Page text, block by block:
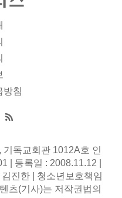
방침
독교회관 1012A호 인
| 등록일 : 2008.11.12 |
진한 | 청소년보호책임
츠(기사)는 저작권법의